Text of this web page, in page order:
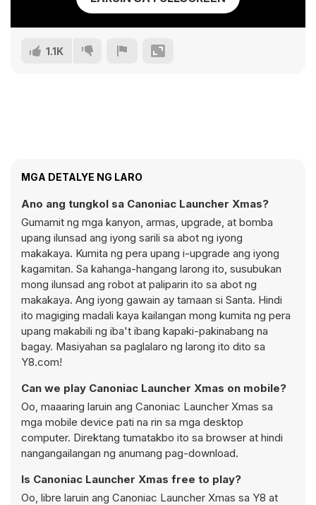
1.1K
MGA DETALYE NG LARO
Ano ang tungkol sa Canoniac Launcher Xmas?
Gumamit ng mga kanyon, armas, upgrade, at bomba
upang ilunsad ang iyong sarili sa abot ng iyong
makakaya. Kumita ng pera upang i-upgrade ang iyong
kagamitan. Sa kahanga-hangang larong ito, susubukan
mong ilunsad ang robot at paliparin ito sa abot ng
makakaya. Ang iyong gawain ay tamaan si Santa. Hindi
ito magiging madali kaya kailangan mong kumita ng pera
upang makabili ng iba't ibang kapaki-pakinabang na
bagay. Masiyahan sa paglalaro ng larong ito dito sa
Y8.com!
Can we play Canoniac Launcher Xmas on mobile?
Oo, maaaring laruin ang Canoniac Launcher Xmas sa
mga mobile device pati na rin sa mga desktop
computer. Direktang tumatakbo ito sa browser at hindi
nangangailangan ng anumang pag-download.
Is Canoniac Launcher Xmas free to play?
Oo, libre laruin ang Canoniac Launcher Xmas sa Y8 at